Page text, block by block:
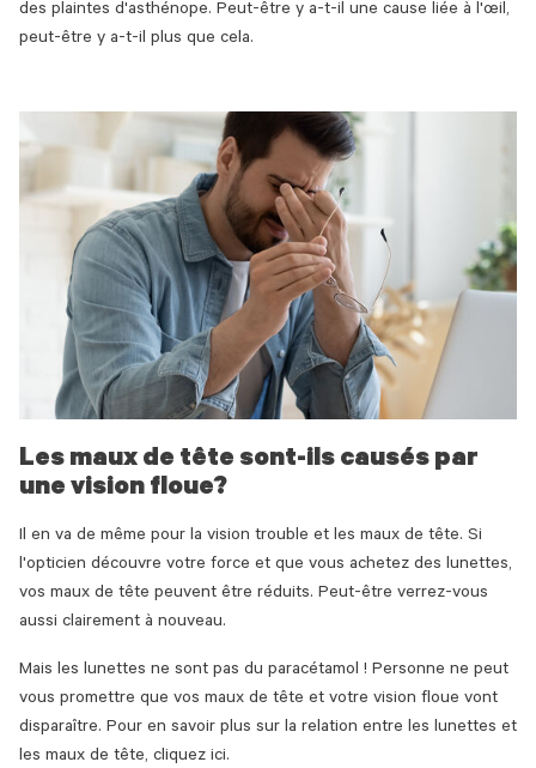
des plaintes d'asthénope. Peut-être y a-t-il une cause liée à l'œil,
peut-être y a-t-il plus que cela.
Les maux de tête sont-ils causés par
une vision floue?
Il en va de même pour la vision trouble et les maux de tête. Si
l'opticien découvre votre force et que vous achetez des lunettes,
vos maux de tête peuvent être réduits. Peut-être verrez-vous
aussi clairement à nouveau.
Mais les lunettes ne sont pas du paracétamol ! Personne ne peut
vous promettre que vos maux de tête et votre vision floue vont
disparaître. Pour en savoir plus sur la relation entre les lunettes et
les maux de tête, cliquez ici.